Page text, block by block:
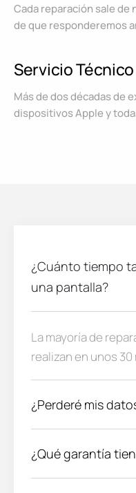
Cada reparación sale de
de que responderemos
Servicio
Más de dos décadas de
dispositivos Apple y
¿Cuánto tiempo
una pantalla?
La mayoría de
realizan en unos
¿Perderé mis
¿Qué garantía